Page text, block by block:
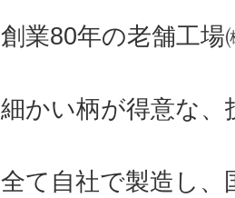
創業80年の老舗工
細かい柄が得意な
全て自社で製造し、